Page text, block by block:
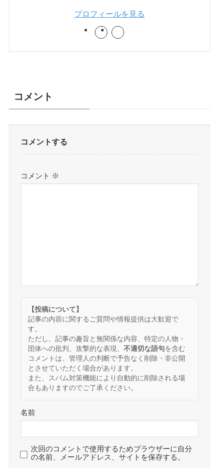
プロフィールを見る
コメント
コメントする
コメント ※
【投稿について】
記事の内容に関するご質問や情報提供は大歓迎で
す。
ただし、記事の趣旨と無関係な内容、特定の人物・
団体への批判、攻撃的な表現、 不適切な語句を含む
コメントは、管理人の判断で予告なく削除・非公開
とさせていただく場合があります。
また、スパム対策機能により自動的に削除される場
合もありますのでご了承ください。
名前
次回のコメントで使用するためブラウザーに自分
の名前、メールアドレス、サイトを保存する。